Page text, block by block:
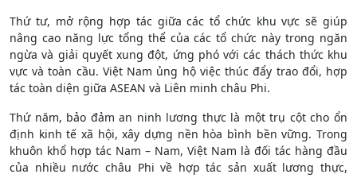
Thứ tư, mở rộng hợp tác giữa các tổ chức khu vực sẽ giúp
nâng cao năng lực tổng thể của các tổ chức này trong ngăn
ngừa và giải quyết xung đột, ứng phó với các thách thức khu
vực và toàn cầu. Việt Nam ủng hộ việc thúc đẩy trao đổi, hợp
tác toàn diện giữa ASEAN và Liên minh châu Phi.
Thứ năm, bảo đảm an ninh lương thực là một trụ cột cho ổn
định kinh tế xã hội, xây dựng nền hòa bình bền vững. Trong
khuôn khổ hợp tác Nam – Nam, Việt Nam là đối tác hàng đầu
của nhiều nước châu Phi về hợp tác sản xuất lương thực,